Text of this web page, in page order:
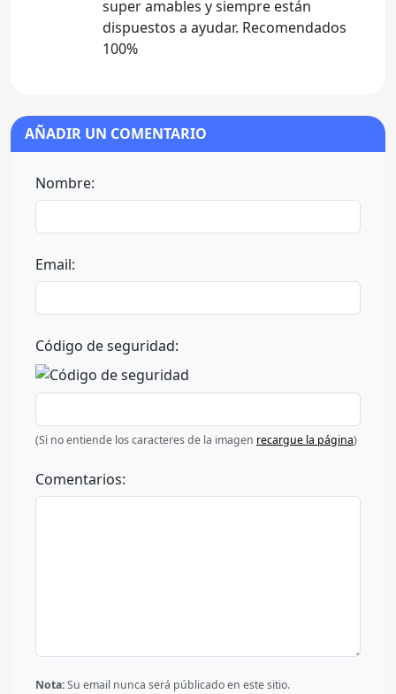
super amables y siempre están
dispuestos a ayudar. Recomendados
100%
AÑADIR UN COMENTARIO
Nombre:
Email:
Código de seguridad:
(Si no entiende los caracteres de la imagen recargue la página)
Comentarios:
Nota:Su email nunca será públicado en este sitio.